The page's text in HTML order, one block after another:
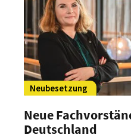
Neubesetzung
Neue
Deutschland